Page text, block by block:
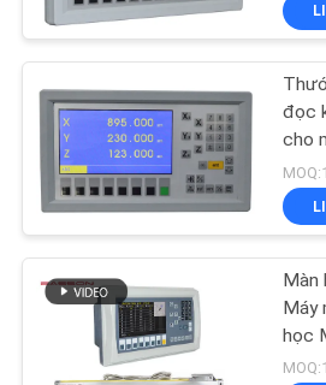
CHUYẾN
THAM
QUAN
NHÀ
MÁY
KIỂM
SOÁT
Bộ mã hóa
tính quy mô
tinh
đọc
cho
Màn
Máy
học